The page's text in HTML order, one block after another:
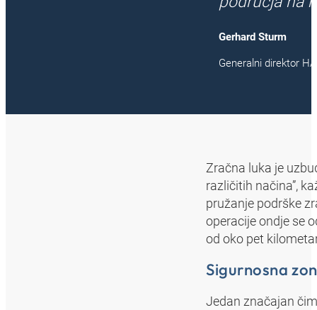
Gerhard Sturm
Generalni direktor
Zračna luka je
različitih načina”,
pružanje podrške
operacije ondje se
od oko pet
Sigurnosna
Jedan značajan